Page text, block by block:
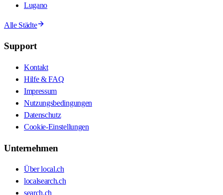
Lugano
Alle Städte
Support
Kontakt
Hilfe & FAQ
Impressum
Nutzungsbedingungen
Datenschutz
Cookie-Einstellungen
Unternehmen
Über local.ch
localsearch.ch
search.ch